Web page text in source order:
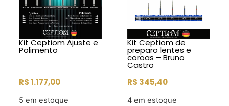
Kit Ceptiom Ajuste e
Polimento
R$1.177,00
5 em estoque
Kit Ceptiom de
preparo lentes e
coroas – Bruno
Castro
R$ 345,40
4 em estoque